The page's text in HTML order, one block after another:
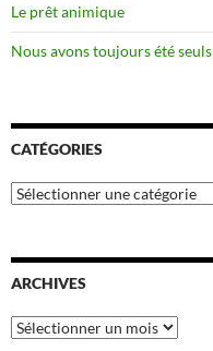
Le prêt animique
Nous avons toujours été seuls
CATÉGORIES
Catégories
ARCHIVES
Archives